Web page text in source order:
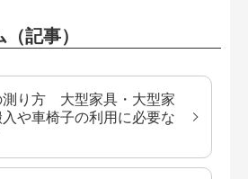
記事）
測り方 大型家具・大型家
や車椅子の利用に必要な